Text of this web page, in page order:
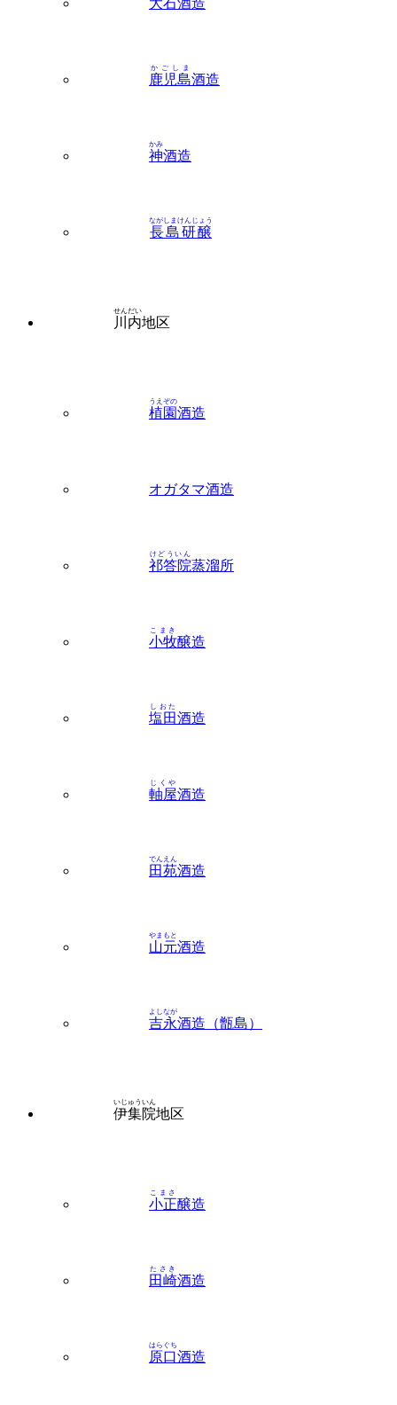
鹿児島
かごしま
酒造
神
かみ
酒造
長島研醸
ながしまけんじょう
川内
せんだい
地区
植園
うえぞの
酒造
オガタマ酒造
祁答院
けどういん
蒸溜所
小牧
こまき
醸造
塩田
しおた
酒造
軸屋
じくや
酒造
田苑
でんえん
酒造
山元
やまもと
酒造
吉永
よしなが
酒造（甑島）
伊集院
いじゅういん
地区
小正
こまさ
醸造
田崎
たさき
酒造
原口
はらぐち
酒造